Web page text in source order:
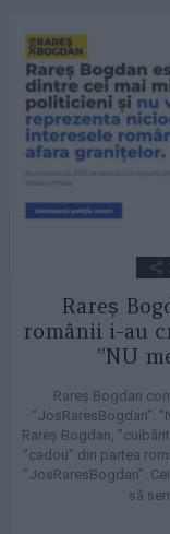
Rareș
românii i-au
”NU
Rareș Bogdan
”JosRaresBogdan”:
Rareș Bogdan,
”cadou” din partea
”JosRaresBogdan”.
să